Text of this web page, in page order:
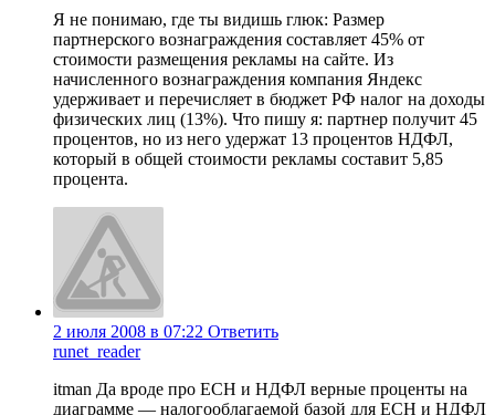
Я не понимаю, где ты видишь глюк: Размер
партнерского вознаграждения составляет 45% от
стоимости размещения рекламы на сайте. Из
начисленного вознаграждения компания Яндекс
удерживает и перечисляет в бюджет РФ налог на доходы
физических лиц (13%). Что пишу я: партнер получит 45
процентов, но из него удержат 13 процентов НДФЛ,
который в общей стоимости рекламы составит 5,85
процента.
2 июля 2008 в 07:22 Ответить
runet_reader
itman Да вроде про ЕСН и НДФЛ верные проценты на
диаграмме — налогооблагаемой базой для ЕСН и НДФЛ